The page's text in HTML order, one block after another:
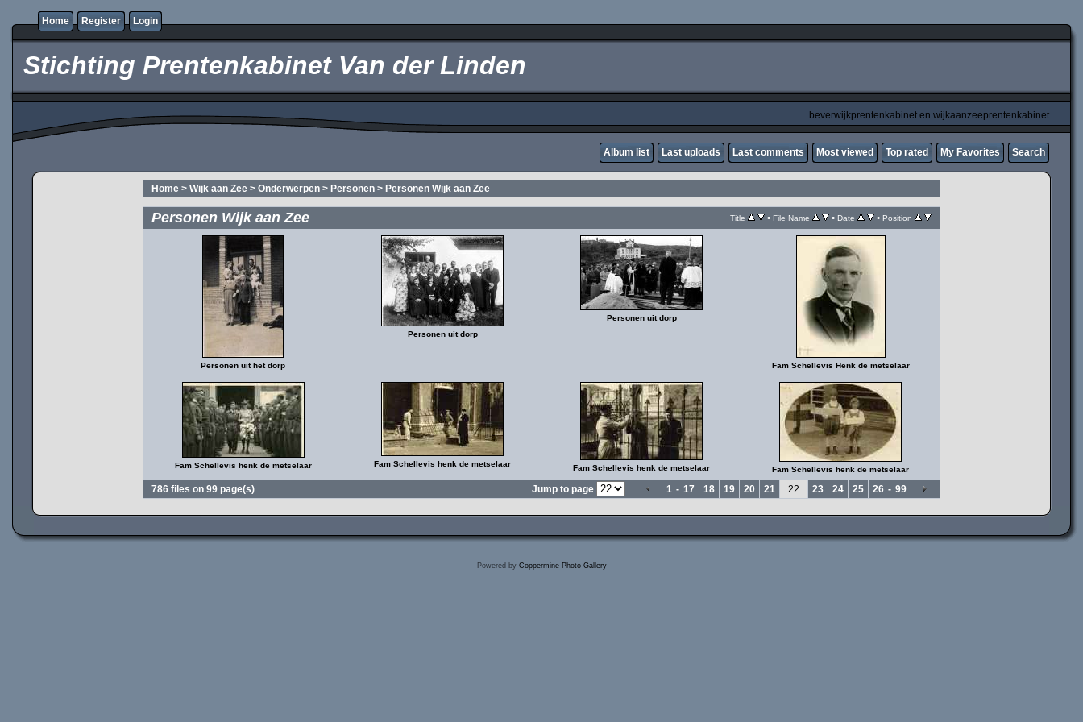
Home Register Login
Stichting Prentenkabinet Van der Linden
beverwijkprentenkabinet en wijkaanzeeprentenkabinet
Album list Last uploads Last comments Most viewed Top rated My Favorites Search
Home > Wijk aan Zee > Onderwerpen > Personen > Personen Wijk aan Zee
Personen Wijk aan Zee Title • File Name • Date • Position
Personen uit het dorp
Personen uit dorp
Personen uit dorp
Fam Schellevis Henk de metselaar
Fam Schellevis henk de metselaar Fam Schellevis henk de metselaar Fam Schellevis henk de metselaar Fam Schellevis henk de metselaar
786 files on 99 page(s) Jump to page 1 - 17 18 19 20 21 22 23 24 25 26 - 99
Powered by Coppermine Photo Gallery